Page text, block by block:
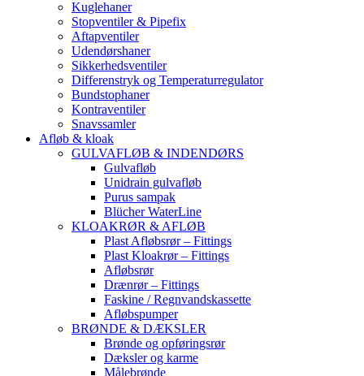
Kuglehaner
Stopventiler & Pipefix
Aftapventiler
Udendørshaner
Sikkerhedsventiler
Differenstryk og Temperaturregulator
Bundstophaner
Kontraventiler
Snavssamler
Afløb & kloak
GULVAFLØB & INDENDØRS
Gulvafløb
Unidrain gulvafløb
Purus sampak
Blücher WaterLine
KLOAKRØR & AFLØB
Plast Afløbsrør – Fittings
Plast Kloakrør – Fittings
Afløbsrør
Drænrør – Fittings
Faskine / Regnvandskassette
Afløbspumper
BRØNDE & DÆKSLER
Brønde og opføringsrør
Dæksler og karme
Målebrønde